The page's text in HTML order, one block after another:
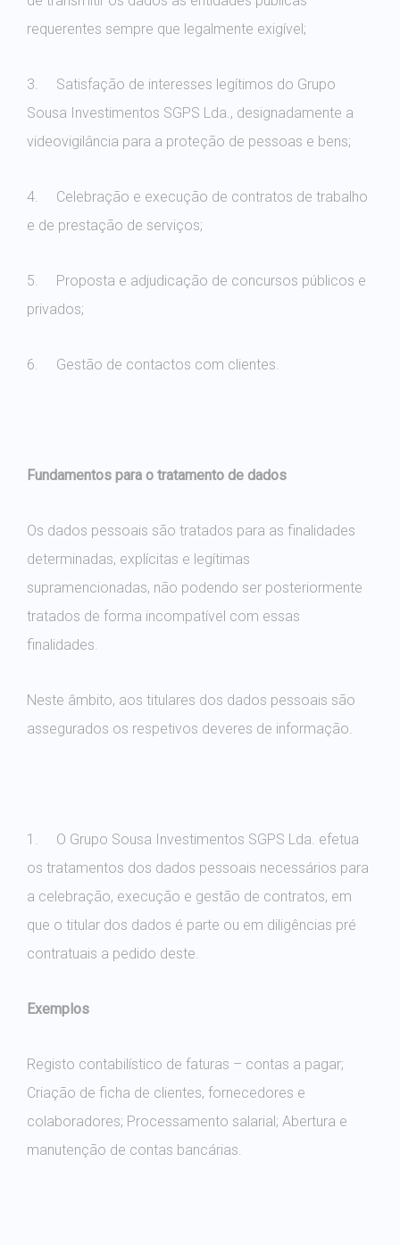
requerentes sempre que legalmente exigível;
3. Satisfação de interesses legítimos do Grupo
Sousa Investimentos SGPS Lda., designadamente a
videovigilância para a proteção de pessoas e bens;
4. Celebração e execução de contratos de trabalho
e de prestação de serviços;
5. Proposta e adjudicação de concursos públicos e
privados;
6. Gestão de contactos com clientes.
Fundamentos para o tratamento de dados
Os dados pessoais são tratados para as finalidades
determinadas, explícitas e legítimas
supramencionadas, não podendo ser posteriormente
tratados de forma incompatível com essas
finalidades.
Neste âmbito, aos titulares dos dados pessoais são
assegurados os respetivos deveres de informação.
1. O Grupo Sousa Investimentos SGPS Lda. efetua
os tratamentos dos dados pessoais necessários para
a celebração, execução e gestão de contratos, em
que o titular dos dados é parte ou em diligências pré
contratuais a pedido deste.
Exemplos
Registo contabilístico de faturas – contas a pagar;
Criação de ficha de clientes, fornecedores e
colaboradores; Processamento salarial; Abertura e
manutenção de contas bancárias.